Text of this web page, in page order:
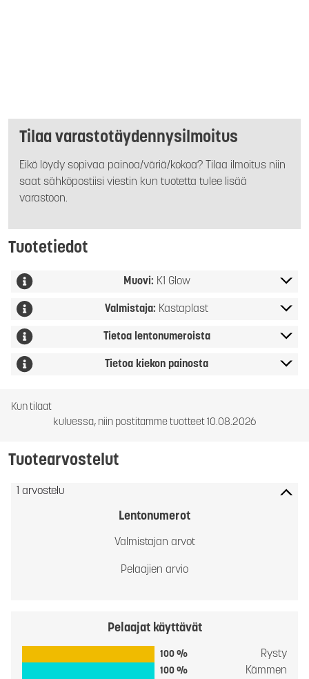
Tilaa varastotäydennysilmoitus
Eikö löydy sopivaa painoa/väriä/kokoa? Tilaa ilmoitus niin
saat sähköpostiisi viestin kun tuotetta tulee lisää
varastoon.
Tuotetiedot
Muovi: K1 Glow
Valmistaja: Kastaplast
Tietoa lentonumeroista
Tietoa kiekon painosta
Kun tilaat
kuluessa, niin postitamme tuotteet 10.08.2026
Tuotearvostelut
1 arvostelu
Lentonumerot
Valmistajan arvot
Pelaajien arvio
Pelaajat käyttävät
100 % Rysty
100 % Kämmen